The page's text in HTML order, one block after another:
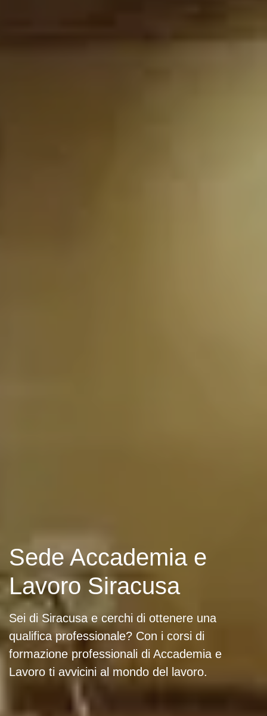
Sede Accademia e
Lavoro Siracusa
Sei di Siracusa e cerchi di ottenere una
qualifica professionale? Con i corsi di
formazione professionali di Accademia e
Lavoro ti avvicini al mondo del lavoro.